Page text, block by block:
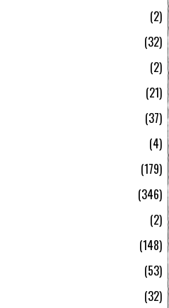
2
32
2
21
37
4
179
346
2
148
53
32